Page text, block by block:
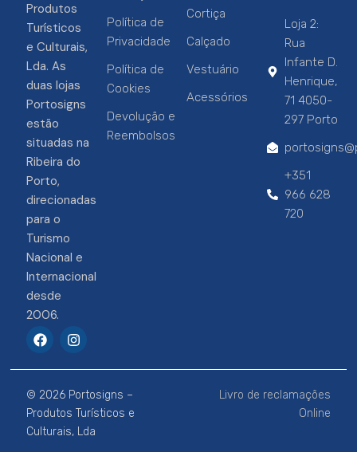
Produtos
Turísticos
e Culturais,
Lda. As
duas lojas
Portosigns
estão
situadas na
Ribeira do
Porto,
direcionadas
para o
Turismo
Nacional e
Internacional
desde
2006.
F
a
e
b
o
o
k
I
n
t
a
g
r
a
m
Política de
Privacidade
Política de
Cookies
Devolução e
Reembolsos
Cortiça
Calçado
Vestuário
Acessórios
Loja 2:
Rua
Infante D.
Henrique,
71 4050-
297 Porto
+351
966 628
720
© 2026 Portosigns –
Produtos Turísticos e
Culturais, Lda
Livro de reclamações
Online